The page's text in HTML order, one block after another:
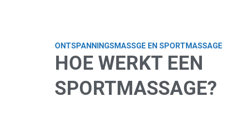
ONTSPANNINGSMASSGE EN SPORTMASSAGE
HOE WERKT EEN
SPORTMASSAGE?